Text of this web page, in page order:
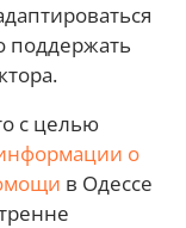
поддержать
с целью
о
в Одессе